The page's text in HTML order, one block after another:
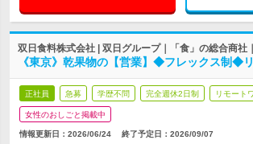
双日食料株式会社 | 双日グループ｜「食」の総合商
《東京》乾果物の【営業】◆フレックス制◆
正社員 急募 学歴不問 完全週休2日制 リモート
女性のおしごと掲載中
情報更新日：2026/06/24 終了予定日： 2026/09/07